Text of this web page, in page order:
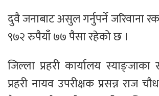
दुवै जनाबाट असुल गर्नुपर्ने जरिवाना
९७२ रुपैयाँ ७७ पैसा रहेको छ ।
जिल्ला प्रहरी कार्यालय
प्रहरी नायव उपरीक्षक प्रसन्न राज